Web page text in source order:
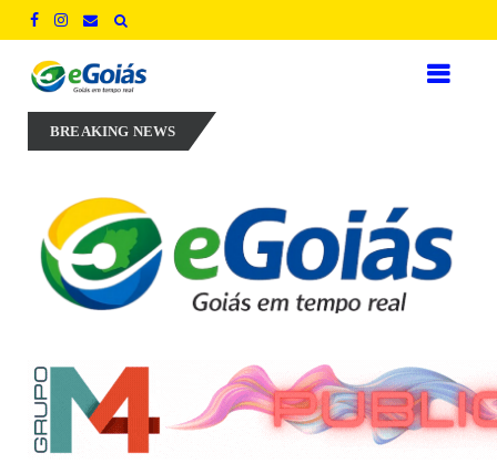
BREAKING NEWS
Perillo aposta em experiência, inovação e geração de empregos